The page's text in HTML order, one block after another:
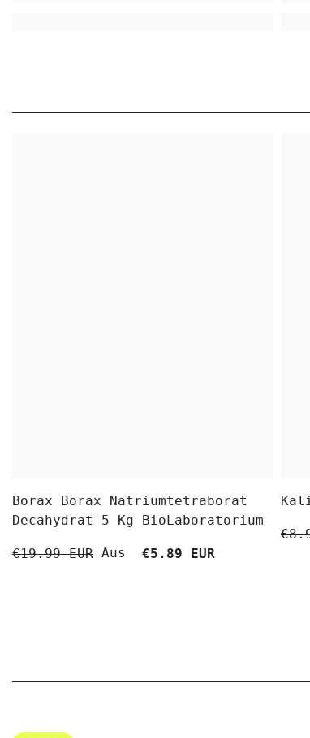
Borax Borax Natriumtetraborat
Decahydrat 5 Kg BioLaboratorium
€19.99 EUR Aus €5.89 EUR